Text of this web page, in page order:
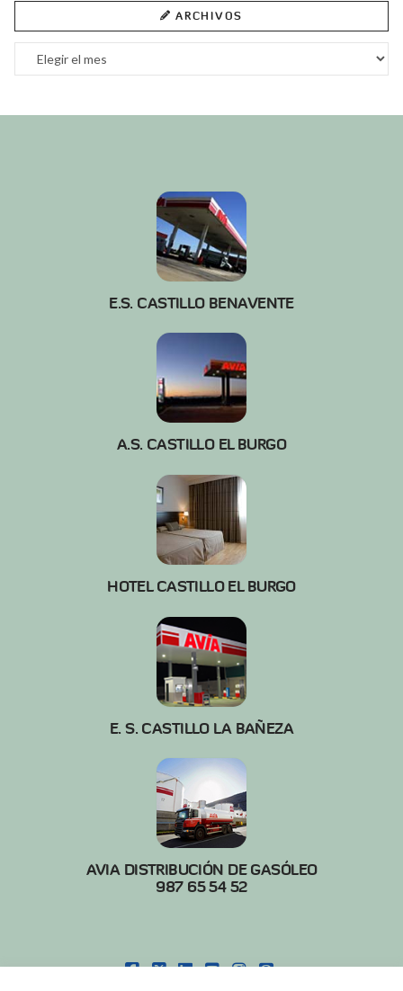
ARCHIVOS
Archivos
E.S. CASTILLO BENAVENTE
A.S. CASTILLO EL BURGO
HOTEL CASTILLO EL BURGO
E. S. CASTILLO LA BAÑEZA
AVIA DISTRIBUCIÓN DE GASÓLEO
987 65 54 52